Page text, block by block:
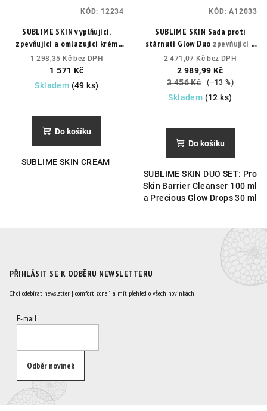
SUBLIME SKIN vyplňující,
zpevňující a omlazující krém
30ML
1 298,35 Kč bez DPH
1 571 Kč
Skladem (49 ks)
Do košíku
SUBLIME SKIN CREAM
KÓD: 12234
SUBLIME SKIN Sada proti
stárnutí Glow Duo zpevňující a
rozjasňující čisticí sada
2 471,07 Kč bez DPH
2 989,99 Kč
3 456 Kč
(–13 %)
Skladem (12 ks)
Do košíku
SUBLIME SKIN DUO SET: Pro
Skin Barrier Cleanser 100 ml
a Precious Glow Drops 30 ml
KÓD:A12033
PŘIHLÁSIT SE K ODBĚRU NEWSLETTERU
Chci odebírat newsletter [ comfort zone ] a mít přehled o všech novinkách!
E-mail
Odběr novinek